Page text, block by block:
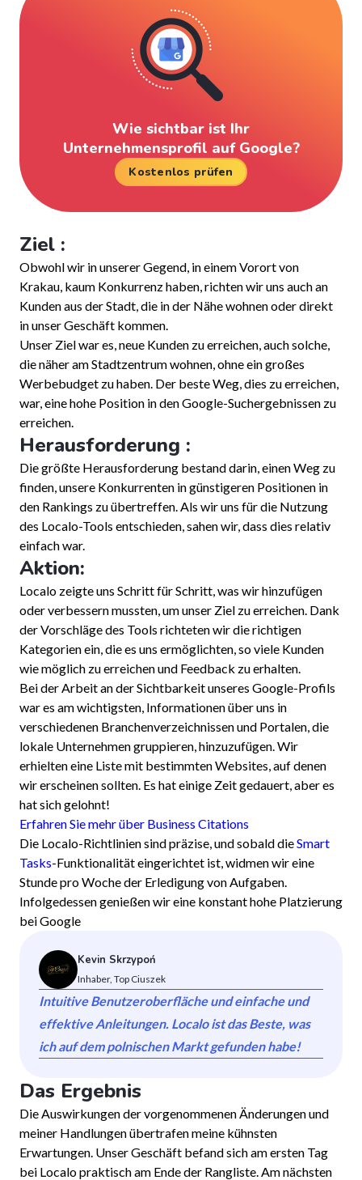
Wie sichtbar ist Ihr
Unternehmensprofil auf Google?
Kostenlos prüfen
Ziel :
Obwohl wir in unserer Gegend, in einem Vorort von
Krakau, kaum Konkurrenz haben, richten wir uns auch an
Kunden aus der Stadt, die in der Nähe wohnen oder direkt
in unser Geschäft kommen.
Unser Ziel war es, neue Kunden zu erreichen, auch solche,
die näher am Stadtzentrum wohnen, ohne ein großes
Werbebudget zu haben. Der beste Weg, dies zu erreichen,
war, eine hohe Position in den Google-Suchergebnissen zu
erreichen.
Herausforderung :
Die größte Herausforderung bestand darin, einen Weg zu
finden, unsere Konkurrenten in günstigeren Positionen in
den Rankings zu übertreffen. Als wir uns für die Nutzung
des Localo-Tools entschieden, sahen wir, dass dies relativ
einfach war.
Aktion:
Localo zeigte uns Schritt für Schritt, was wir hinzufügen
oder verbessern mussten, um unser Ziel zu erreichen. Dank
der Vorschläge des Tools richteten wir die richtigen
Kategorien ein, die es uns ermöglichten, so viele Kunden
wie möglich zu erreichen und Feedback zu erhalten.
Bei der Arbeit an der Sichtbarkeit unseres Google-Profils
war es am wichtigsten, Informationen über uns in
verschiedenen Branchenverzeichnissen und Portalen, die
lokale Unternehmen gruppieren, hinzuzufügen. Wir
erhielten eine Liste mit bestimmten Websites, auf denen
wir erscheinen sollten. Es hat einige Zeit gedauert, aber es
hat sich gelohnt!
Erfahren Sie mehr über Business Citations
Die Localo-Richtlinien sind präzise, und sobald dieSmart
Tasks-Funktionalität eingerichtet ist, widmen wir eine
Stunde pro Woche der Erledigung von Aufgaben.
Infolgedessen genießen wir eine konstant hohe Platzierung
bei Google
Kevin Skrzypoń
Inhaber, Top Ciuszek
Intuitive Benutzeroberfläche und einfache und
effektive Anleitungen. Localo ist das Beste, was
ich auf dem polnischen Markt gefunden habe!
Das Ergebnis
Die Auswirkungen der vorgenommenen Änderungen und
meiner Handlungen übertrafen meine kühnsten
Erwartungen. Unser Geschäft befand sich am ersten Tag
bei Localo praktisch am Ende der Rangliste. Am nächsten